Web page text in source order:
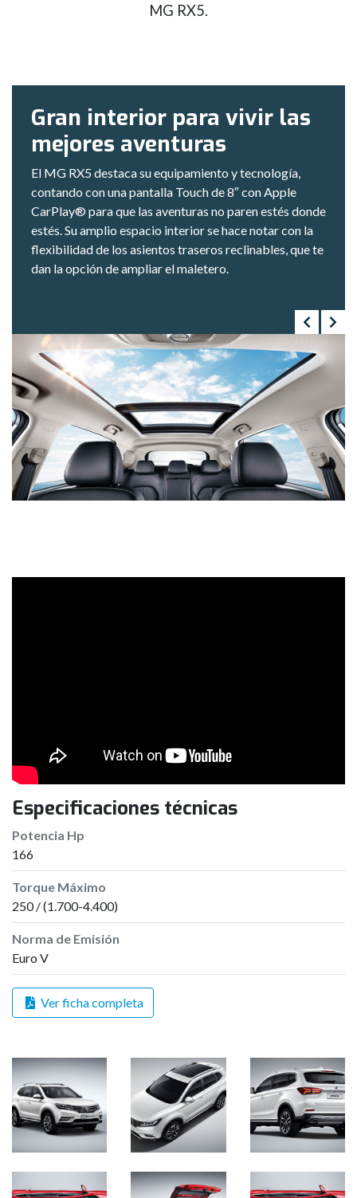
MG RX5.
Gran interior para vivir las
mejores aventuras
El MG RX5 destaca su equipamiento y tecnología,
contando con una pantalla Touch de 8″ con Apple
CarPlay® para que las aventuras no paren estés donde
estés. Su amplio espacio interior se hace notar con la
flexibilidad de los asientos traseros reclinables, que te
dan la opción de ampliar el maletero.
Especificaciones técnicas
Potencia Hp
166
Torque Máximo
250 / (1.700-4.400)
Norma de Emisión
Euro V
Ver ficha completa